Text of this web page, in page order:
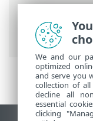
Ajuda on-line
Prem>
operacionais
We and our
optimized
and serve you
collection of all
decline all
essential
clicking